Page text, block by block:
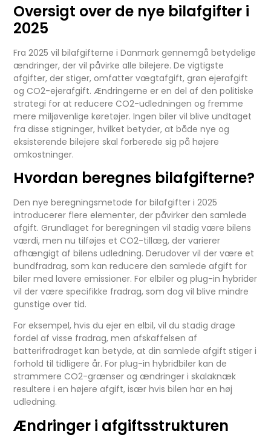
Oversigt over de nye bilafgifter i
2025
Fra 2025 vil bilafgifterne i Danmark gennemgå betydelige
ændringer, der vil påvirke alle bilejere. De vigtigste
afgifter, der stiger, omfatter vægtafgift, grøn ejerafgift
og CO2-ejerafgift. Ændringerne er en del af den politiske
strategi for at reducere CO2-udledningen og fremme
mere miljøvenlige køretøjer. Ingen biler vil blive undtaget
fra disse stigninger, hvilket betyder, at både nye og
eksisterende bilejere skal forberede sig på højere
omkostninger.
Hvordan beregnes bilafgifterne?
Den nye beregningsmetode for bilafgifter i 2025
introducerer flere elementer, der påvirker den samlede
afgift. Grundlaget for beregningen vil stadig være bilens
værdi, men nu tilføjes et CO2-tillæg, der varierer
afhængigt af bilens udledning. Derudover vil der være et
bundfradrag, som kan reducere den samlede afgift for
biler med lavere emissioner. For elbiler og plug-in hybrider
vil der være specifikke fradrag, som dog vil blive mindre
gunstige over tid.
For eksempel, hvis du ejer en elbil, vil du stadig drage
fordel af visse fradrag, men afskaffelsen af
batterifradraget kan betyde, at din samlede afgift stiger i
forhold til tidligere år. For plug-in hybridbiler kan de
strammere CO2-grænser og ændringer i skalaknæk
resultere i en højere afgift, især hvis bilen har en høj
udledning.
Ændringer i afgiftsstrukturen